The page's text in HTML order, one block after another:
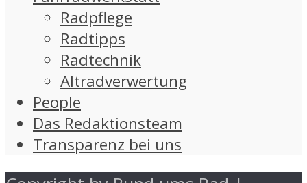
Radpflege
Radtipps
Radtechnik
Altradverwertung
People
Das Redaktionsteam
Transparenz bei uns